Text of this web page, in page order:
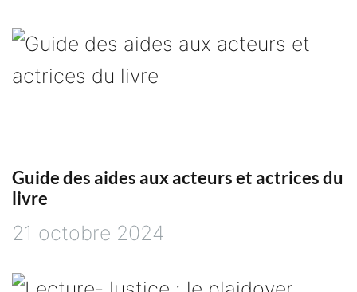
Guide des aides aux acteurs et actrices du
livre
21 octobre 2024